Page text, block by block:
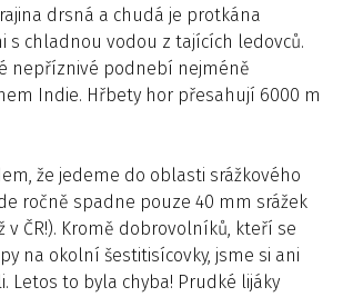
drsná a chudá je protkána
s chladnou vodou z tajících ledovců.
nepříznivé podnebí nejméně
Indie. Hřbety hor přesahují 6000 m
že jedeme do oblasti srážkového
ročně spadne pouze 40 mm srážek
v ČR!). Kromě dobrovolníků, kteří se
na okolní šestitisícovky, jsme si ani
Letos to byla chyba! Prudké lijáky